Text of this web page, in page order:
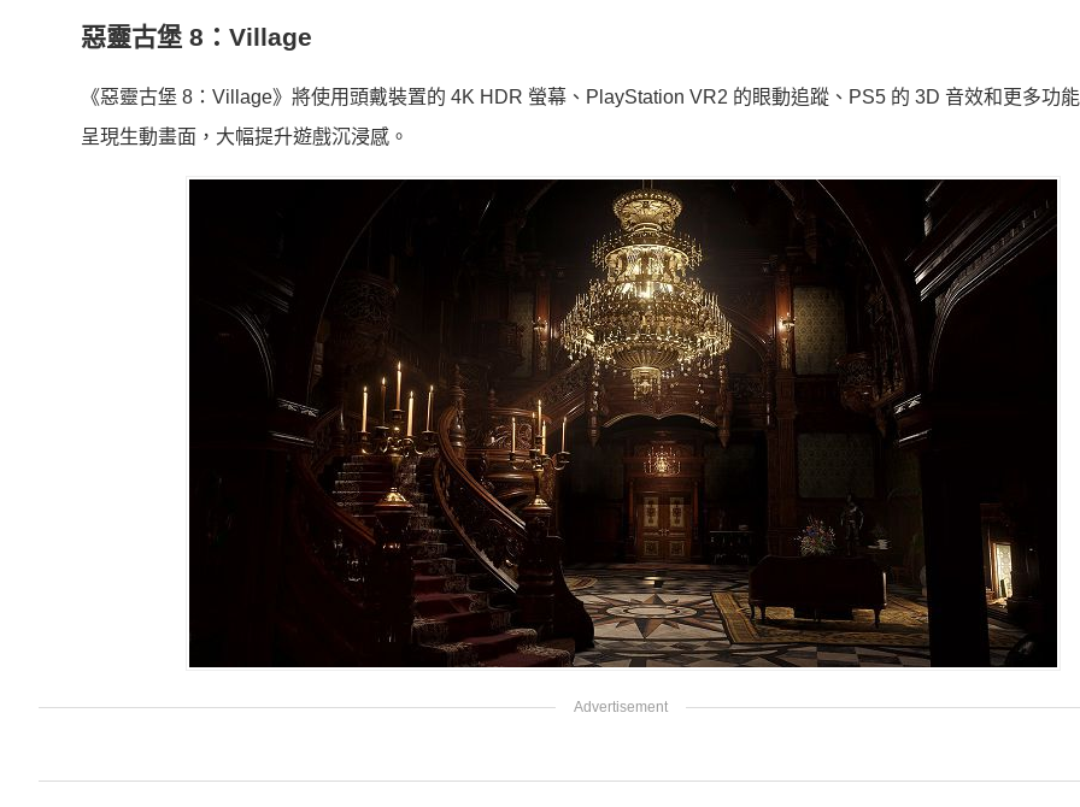
惡靈古堡 8：Village
《惡靈古堡 8：Village》將使用頭戴裝置的 4K HDR 螢幕、PlayStation VR2 的眼動追蹤、PS5 的 3D 音效和更多功
呈現生動畫面，大幅提升遊戲沉浸感。